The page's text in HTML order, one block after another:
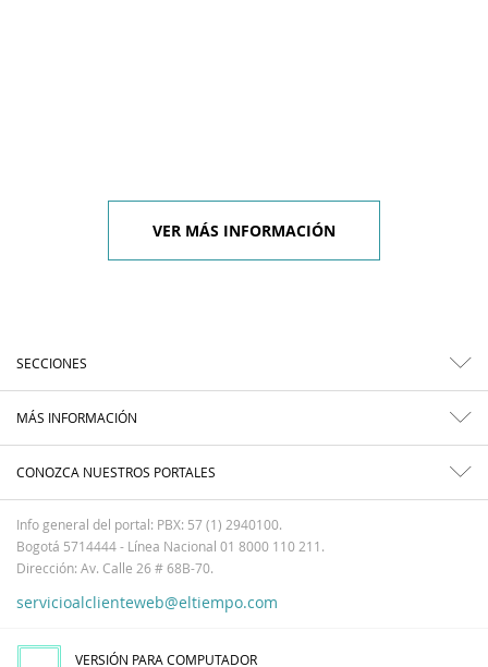
VER MÁS INFORMACIÓN
SECCIONES
MÁS INFORMACIÓN
CONOZCA NUESTROS PORTALES
Info general del portal: PBX: 57 (1) 2940100.
Bogotá 5714444 - Línea Nacional 01 8000 110 211.
Dirección: Av. Calle 26 # 68B-70.
servicioalclienteweb@eltiempo.com
VERSIÓN PARA COMPUTADOR